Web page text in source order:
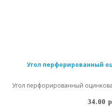
Угол перфорированный
Угол перфорированный
34.00